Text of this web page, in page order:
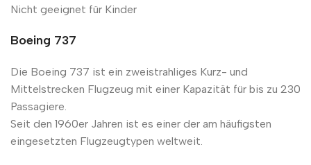
Nicht geeignet für Kinder
Boeing 737
Die Boeing 737 ist ein zweistrahliges Kurz- und
Mittelstrecken Flugzeug mit einer Kapazität für bis zu 230
Passagiere.
Seit den 1960er Jahren ist es einer der am häufigsten
eingesetzten Flugzeugtypen weltweit.